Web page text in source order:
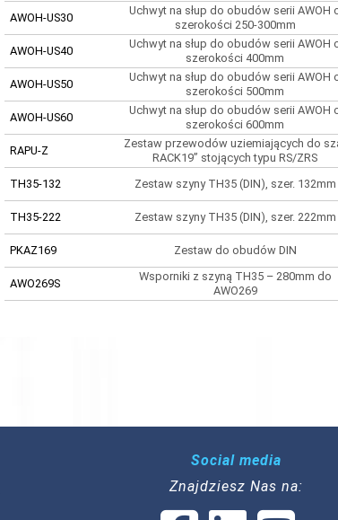
AWOH-US30
Uchwyt na słup do obudów serii AWOH
szerokości 250-300mm
AWOH-US40
Uchwyt na słup do obudów serii AWOH
szerokości 400mm
AWOH-US50
Uchwyt na słup do obudów serii AWOH
szerokości 500mm
AWOH-US60
Uchwyt na słup do obudów serii AWOH
szerokości 600mm
RAPU-Z
Zestaw przewodów uziemiających do
RACK19” stojących typu RS/ZRS
TH35-132 Zestaw szyny TH35 (DIN), szer. 132mm
TH35-222 Zestaw szyny TH35 (DIN), szer. 222mm
PKAZ169 Zestaw do obudów DIN
AWO269S
Wsporniki z szyną TH35 – 280mm do
AWO269
Social media
Znajdziesz Nas na: